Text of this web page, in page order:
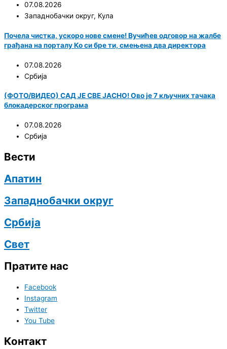
07.08.2026
Западнобачки округ, Кула
Почела чистка, ускоро нове смене! Вучићев одговор на жалбе
грађана на порталу Ко си бре ти, смењена два директора
07.08.2026
Србија
(ФОТО/ВИДЕО) САД ЈЕ СВЕ ЈАСНО! Ово је 7 кључних тачака
блокадерског програма
07.08.2026
Србија
Вести
Апатин
Западнобачки округ
Србија
Свет
Пратите нас
Facebook
Instagram
Twitter
You Tube
Контакт